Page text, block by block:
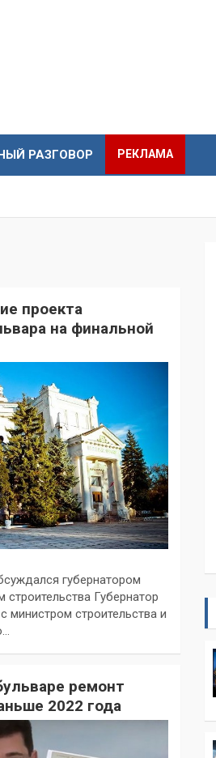
РАЗГОВОР РЕКЛАМА
проекта
на финальной
губернатором
Губернатор
министром строительства и
ремонт
2022 года